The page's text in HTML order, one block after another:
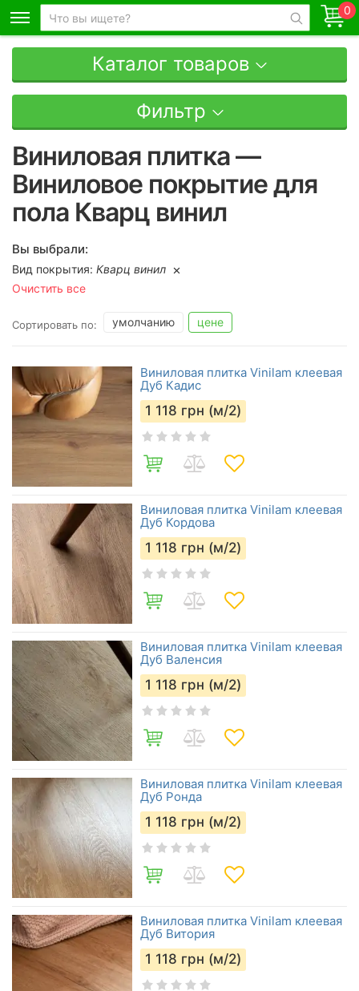
0
Каталог товаров
Фильтр
Виниловая плитка —
Виниловое покрытие для
пола Кварц винил
Вы выбрали:
Вид покрытия: Кварц винил
Очистить все
Сортировать по: умолчанию цене
Виниловая плитка Vinilam клеевая
Дуб Кадис
1 118 грн (м/2)
Виниловая плитка Vinilam клеевая
Дуб Кордова
1 118 грн (м/2)
Виниловая плитка Vinilam клеевая
Дуб Валенсия
1 118 грн (м/2)
Виниловая плитка Vinilam клеевая
Дуб Ронда
1 118 грн (м/2)
Виниловая плитка Vinilam клеевая
Дуб Витория
1 118 грн (м/2)